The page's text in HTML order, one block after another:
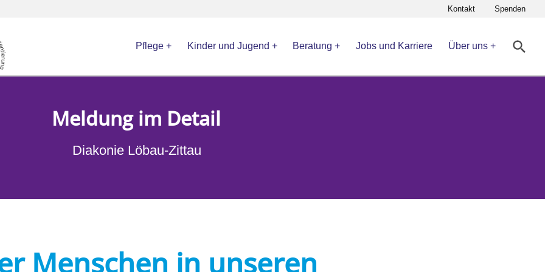
Kontakt Spenden
Pflege Kinder und Jugend Beratung Jobs und Karriere Über uns
Meldung im Detail
Diakonie Löbau-Zittau
Menschen in unseren